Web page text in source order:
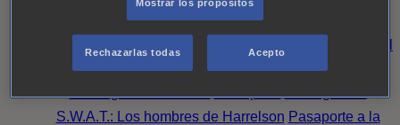
Harrow BulletproofAnnika
El arte del crimen Timeless The Good Doctor
S.W.A.T.: Los hombres de Harrelson Pasaporte a la
Mostrar los propósitos
Rechazarlas todas Acepto